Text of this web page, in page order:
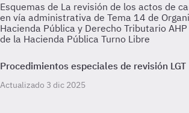
Esquemas de La revisión de los actos de
en vía administrativa de Tema 14 de
Hacienda Pública y Derecho Tributario
de la Hacienda Pública Turno Libre
Procedimientos especiales de revisión LGT
Actualizado 3 dic 2025